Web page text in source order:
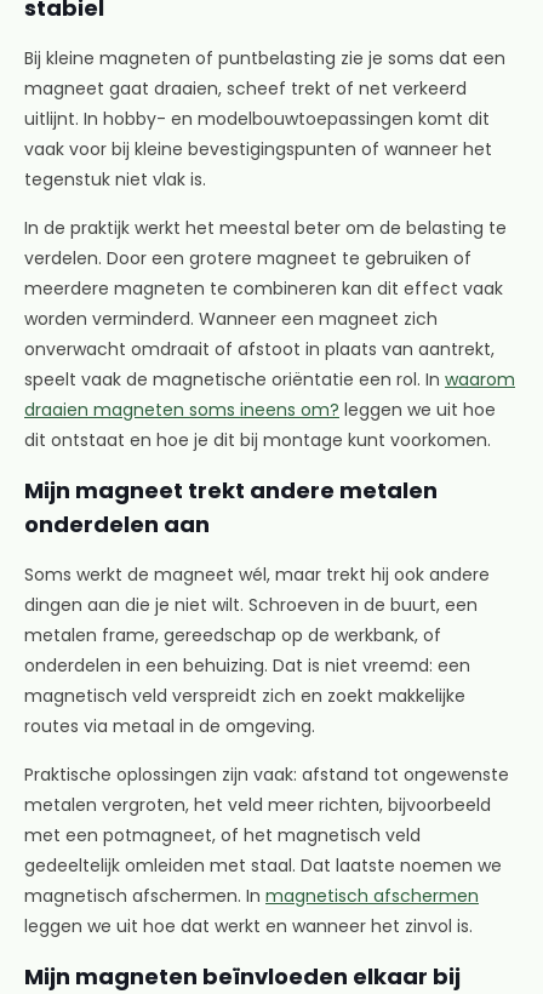
stabiel
Bij kleine magneten of puntbelasting zie je soms dat een
magneet gaat draaien, scheef trekt of net verkeerd
uitlijnt. In hobby- en modelbouwtoepassingen komt dit
vaak voor bij kleine bevestigingspunten of wanneer het
tegenstuk niet vlak is.
In de praktijk werkt het meestal beter om de belasting te
verdelen. Door een grotere magneet te gebruiken of
meerdere magneten te combineren kan dit effect vaak
worden verminderd. Wanneer een magneet zich
onverwacht omdraait of afstoot in plaats van aantrekt,
speelt vaak de magnetische oriëntatie een rol. In waarom
draaien magneten soms ineens om? leggen we uit hoe
dit ontstaat en hoe je dit bij montage kunt voorkomen.
Mijn magneet trekt andere metalen
onderdelen aan
Soms werkt de magneet wél, maar trekt hij ook andere
dingen aan die je niet wilt. Schroeven in de buurt, een
metalen frame, gereedschap op de werkbank, of
onderdelen in een behuizing. Dat is niet vreemd: een
magnetisch veld verspreidt zich en zoekt makkelijke
routes via metaal in de omgeving.
Praktische oplossingen zijn vaak: afstand tot ongewenste
metalen vergroten, het veld meer richten, bijvoorbeeld
met een potmagneet, of het magnetisch veld
gedeeltelijk omleiden met staal. Dat laatste noemen we
magnetisch afschermen. In magnetisch afschermen
leggen we uit hoe dat werkt en wanneer het zinvol is.
Mijn magneten beïnvloeden elkaar bij